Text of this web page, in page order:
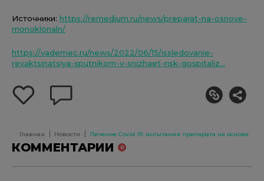
Источники: https://remedium.ru/news/preparat-na-osnove-
monoklonaln/
https://vademec.ru/news/2022/06/15/issledovanie-
revaktsinatsiya-sputnikom-v-snizhaet-risk-gospitaliz...
добавить
себе
Главная Новости Лечение Сovid-19: испытания препарата на основе
КОММЕНТАРИИ 0